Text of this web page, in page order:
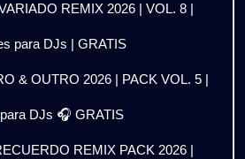
REMIX 2026 | VOL. 8 |
para DJs | GRATIS
& OUTRO 2026 | PACK VOL. 5 |
DJs 🎧 GRATIS
REMIX PACK 2026 |